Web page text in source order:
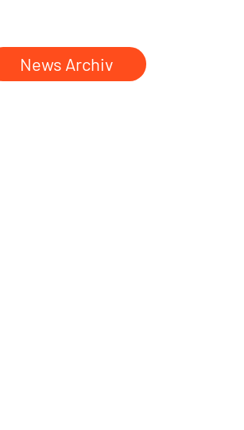
News Archiv